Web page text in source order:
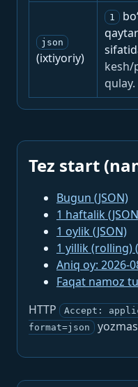
json
(ixtiyoriy)
1
kesh/
qulay.
Tez start
Bugun (JSON)
1 haftalik
1 oylik (JSON)
1 yillik (rolling)
Aniq oy: 2026-
Faqat namoz
HTTP
Accept:
format=json